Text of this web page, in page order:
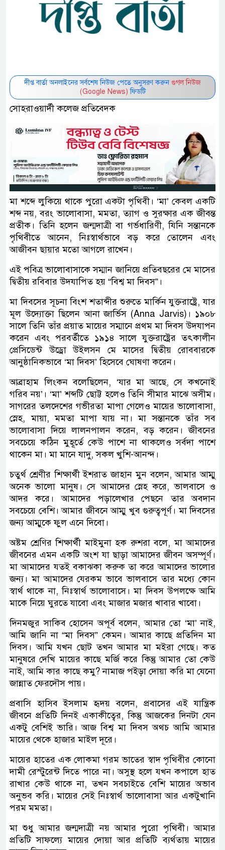
দীপ্ত বার্তা অনলাইনের সর্বশেষ নিউজ পেতে অনুসরণ করুন গুগল নিউজ
(Google News) ফিডটি
সোহরাওয়ার্দী কলেজ প্রতিবেদক
মা শব্দে লুকিয়ে থাকে পুরো একটা পৃথিবী। ‘মা’ কেবল একটি
শব্দ নয়, বরং ভালোবাসা, মমতা, ত্যাগ ও সুরক্ষার এক জীবন্ত
প্রতীক। তিনি হলেন জন্মদাত্রী বা গর্ভধারিণী, যিনি সন্তানকে
পৃথিবীতে আনেন, নিঃস্বার্থভাবে বড় করে তোলেন এবং
আজীবন ছায়ার মতো আগলে রাখেন।
এই পবিত্র ভালোবাসাকে সম্মান জানিয়ে প্রতিবছরের মে মাসের
দ্বিতীয় রবিবার উদযাপিত হয় “বিশ্ব মা দিবস”।
মা দিবসের সূচনা বিংশ শতাব্দীর শুরুতে মার্কিন যুক্তরাষ্ট্রে, যার
মূল উদ্যোক্তা ছিলেন আনা জার্ভিস (Anna Jarvis)। ১৯০৮
সালে তিনি তাঁর প্রয়াত মায়ের সম্মানে প্রথম মা দিবস উদযাপন
করেন এবং পরবর্তীতে ১৯১৪ সালে যুক্তরাষ্ট্রের তৎকালীন
প্রেসিডেন্ট উড্রো উইলসন মে মাসের দ্বিতীয় রোববারকে
আনুষ্ঠানিকভাবে ‘মা দিবস’ হিসেবে ঘোষণা করেন।
আব্রাহাম লিংকন বলেছিলেন, ‘যার মা আছে, সে কখনোই
গরিব নয়’। ‘মা’ শব্দটি ছোট্ট হলেও তিনি সীমার মাঝে অসীম।
সাগরের তলদেশের গভীরতা মাপা গেলেও মায়ের ভালোবাসা,
স্নেহ, মায়া, মমতা মাপা যায় না। মা সন্তানকে তাঁর সব
ভালোবাসা দিয়ে লালনপালন করেন, বড় করেন। জীবনের
সবচেয়ে কঠিন মুহূর্তে কেউ পাশে না থাকলেও সর্বদা পাশে
থাকেন মা। মা মানে যাদু, সকল খুশি-আনন্দ।
চতুর্থ শ্রেণীর শিক্ষার্থী ইশরাত জাহান মুন বলেন, আমার আম্মু
অনেক ভালো মানুষ। সে আমাদের স্নেহ করে, ভালবাসে ও
আদর করে। আমাদের পড়ালেখার পেছনে তার অবদান
সবচেয়ে বেশি। আমার জীবনে আম্মু খুব গুরুত্বপূর্ণ। মা দিবসের
জন্য আম্মুকে ফুল এনে দিবো।
অষ্টম শ্রেণির শিক্ষার্থী মাইমুনা হক রুশরা বলে, মা আমাদের
জীবনের এমন একটি অংশ যা ছাড়া আমাদের জীবন অসম্পূর্ণ।
মা আমাদের যতই বকাঝকা করুক তা করে আমাদের ভালোর
জন্য। মা আমাদের যেরকম ভাবে ভালবাসে তার মধ্যে কোন
স্বার্থ থাকে না, নিঃস্বার্থ ভালোবাসে। মা দিবস উপলক্ষে আমি
মাকে নিয়ে ঘুরতে যাবো এবং মাজার মজার খাবার খাবো।
দিনমজুর সাকিব হোসেন অপূর্ব বলেন, আমার তো ‘মা’ নাই,
আমি জানি না “মা দিবস” কেমন। আমার কাছে প্রতিদিন মা
দিবস। আমি যখন ছোট তখন আমার মা মইরা গেছে। কত
মানুষরে দেখি মায়ের কাছে মর্জি করে কিন্তু আমার তো কেউ
নাই, আমি কার কাছে কমু? নামাজ পইড়া দোয়া করি মা যেনো
জান্নাত ফেরদৌস পায়।
প্রবাসি হাসিব ইসলাম হৃদয় বলেন, প্রবাসের এই যান্ত্রিক
জীবনে প্রতিটি দিনই একাকীত্বের, কিন্তু আজকের দিনটা যেন
একটু বেশিই ভারি। আজ বিশ্ব মা দিবস অথচ আমি আমার
মায়ের থেকে হাজার মাইল দূরে।
মায়ের হাতের এক লোকমা গরম ভাতের স্বাদ পৃথিবীর কোনো
দামী রেস্টুরেন্ট দিতে পারে না। অসুস্থ হলে যখন কপালে হাত
রাখার কেউ থাকে না, তখন সবচাইতে বেশি মায়ের অভাব
অনুভব করি। মায়ের সেই নিঃস্বার্থ ভালোবাসা আর একটুখানি
পরম মমতা।
​মা শুধু আমার জন্মদাত্রী নয় আমার পুরো পৃথিবী। আমার
প্রতিটি সাফল্যে মায়ের দোয়া আর প্রতিটি ব্যর্থতায় মায়ের